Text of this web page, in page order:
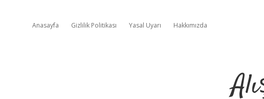
Anasayfa Gizlilik Politikası Yasal Uyarı Hakkımızda